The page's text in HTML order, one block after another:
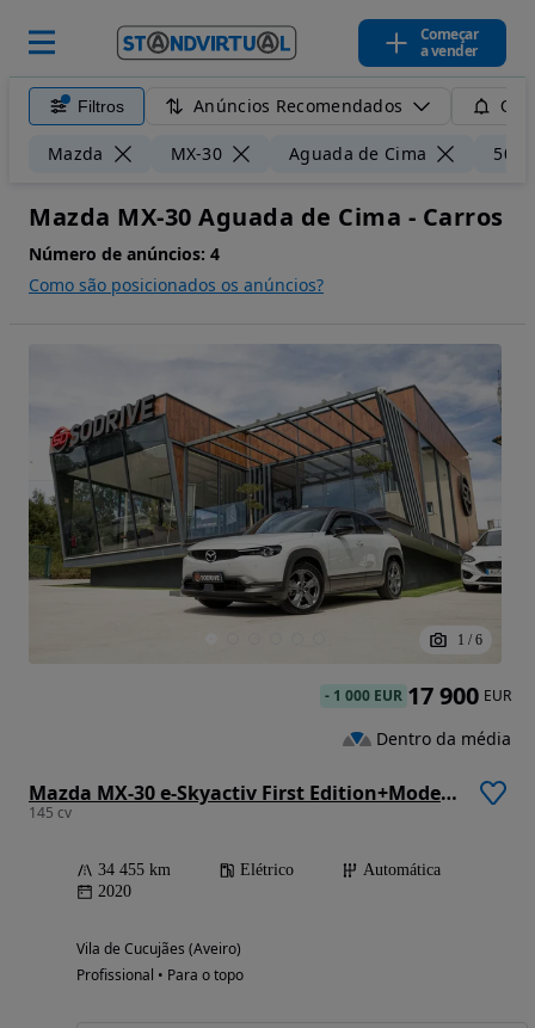
Começar
a vender
Filtros Anúncios Recomendados
Mazda MX-30 Aguada de Cima 50
Mazda MX-30 Aguada de Cima - Carros
Número de anúncios: 4
Como são posicionados os anúncios?
1 / 6
Mazda MX-30 e-Skyactiv First Edition+Modern Confidence
145 cv
34 455 km Elétrico
Automática
2020
Vila de Cucujães (Aveiro)
Profissional • Para o topo
- 1 000 EUR 17 900 EUR
Dentro da média